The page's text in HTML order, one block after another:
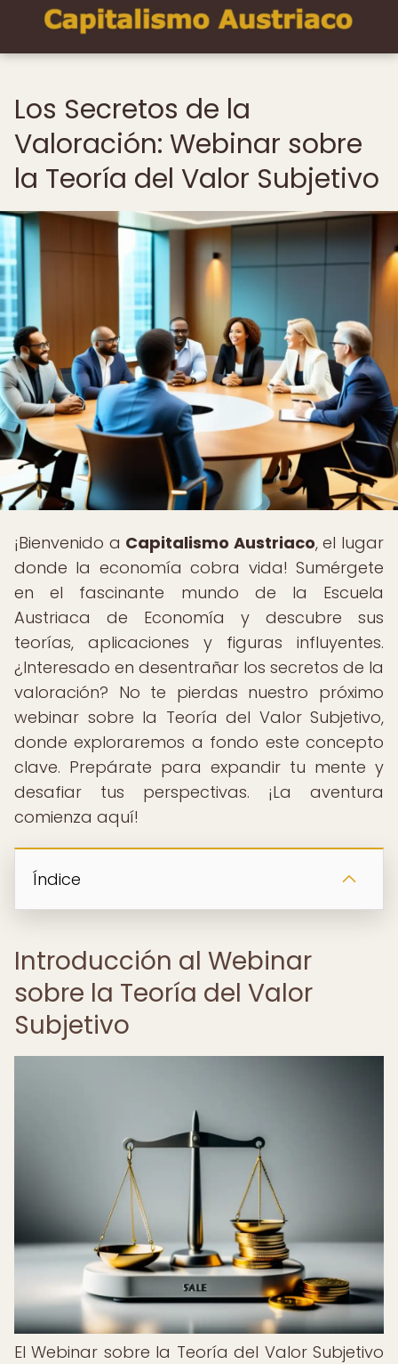
Los Secretos de la
Valoración: Webinar sobre
la Teoría del Valor Subjetivo
¡Bienvenido a Capitalismo Austriaco, el lugar
donde la economía cobra vida! Sumérgete
en el fascinante mundo de la Escuela
Austriaca de Economía y descubre sus
teorías, aplicaciones y figuras influyentes.
¿Interesado en desentrañar los secretos de la
valoración? No te pierdas nuestro próximo
webinar sobre la Teoría del Valor Subjetivo,
donde exploraremos a fondo este concepto
clave. Prepárate para expandir tu mente y
desafiar tus perspectivas. ¡La aventura
comienza aquí!
Índice
Introducción al Webinar
sobre la Teoría del Valor
Subjetivo
El Webinar sobre la Teoría del Valor Subjetivo